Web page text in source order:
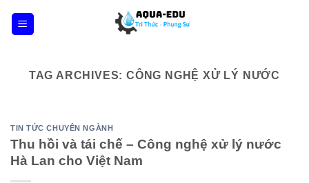
TAG ARCHIVES:CÔNG NGHỆ XỬ LÝ NƯỚC
TIN TỨC CHUYÊN NGÀNH
Thu hồi và tái chế – Công nghệ xử lý nước
Hà Lan cho Việt Nam